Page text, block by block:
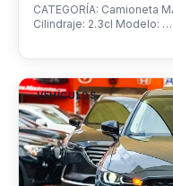
CATEGORÍA: Camioneta
Cilindraje: 2.3cl Modelo: …
VEHÍCULOS